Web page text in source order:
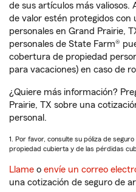
de sus artículos más valiosos.
de valor estén protegidos con
personales en Grand Prairie,
personales de State Farm®
cobertura de propiedad
para vacaciones) en caso de
¿Quiere más información?
Prairie, TX sobre una
personal.
1. Por favor, consulte su póliza de
propiedad cubierta y de las pérdidas
Llame o envíe un correo
una cotización de seguro de